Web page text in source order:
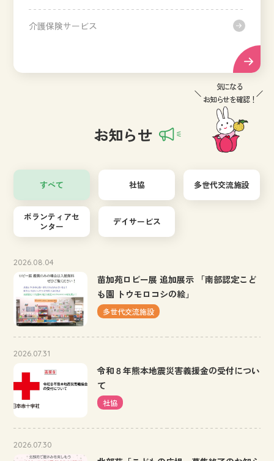
介護保険サービス
お知らせ
気になる
お知らせを確認！
すべて 社協 多世代交流施設
ボランティアセ
ンター
デイサービス
苗加苑ロビー展 追加展示 「南部認定こど
も園 トウモロコシの絵」
多世代交流施設
2026.08.04
令和８年熊本地震災害義援金の受付につい
て
社協
2026.07.31
2026.07.30